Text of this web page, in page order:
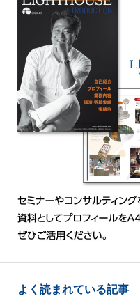
よく読まれている記事